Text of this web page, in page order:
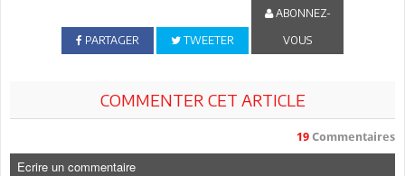
PARTAGER TWEETER
ABONNEZ-
VOUS
COMMENTER CET ARTICLE
19 Commentaires
Ecrire un commentaire